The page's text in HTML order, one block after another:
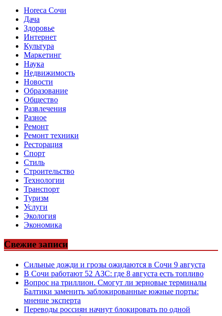
Horeca Сочи
Дача
Здоровье
Интернет
Культура
Маркетинг
Наука
Недвижимость
Новости
Образование
Общество
Развлечения
Разное
Ремонт
Ремонт техники
Ресторация
Спорт
Стиль
Строительство
Технологии
Транспорт
Туризм
Услуги
Экология
Экономика
Свежие записи
Сильные дожди и грозы ожидаются в Сочи 9 августа
В Сочи работают 52 АЗС: где 8 августа есть топливо
Вопрос на триллион. Смогут ли зерновые терминалы
Балтики заменить заблокированные южные порты:
мнение эксперта
Переводы россиян начнут блокировать по одной